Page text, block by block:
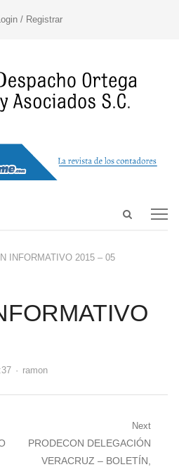
/ Registrar
Open
INFORMATIVO 2015 – 05
Author
ramon
Next
Next
post:
PRODECON DELEGACIÓN
VERACRUZ – BOLETÍN,